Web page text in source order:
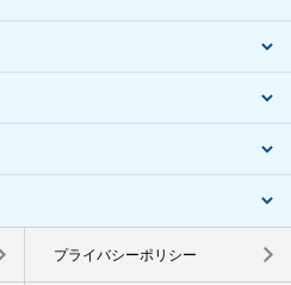
プライバシーポリシー